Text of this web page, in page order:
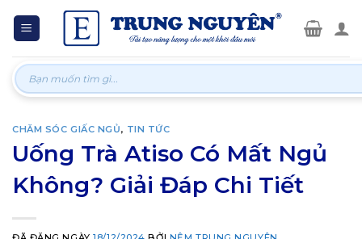
Tìm
kiếm:
CHĂM SÓC GIẤC NGỦ, TIN TỨC
Uống Trà Atiso Có Mất Ngủ
Không? Giải Đáp Chi Tiết